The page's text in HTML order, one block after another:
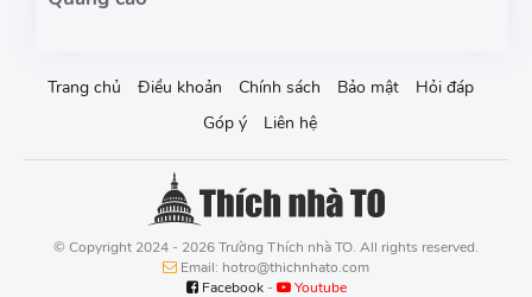
Trang chủ Điều khoản Chính sách Bảo mật
Hỏi đáp
Góp ý
Liên hệ
© Copyright 2024 - 2026 Trường Thích nhà TO. All rights reserved.
Email: hotro@thichnhato.com
Facebook- Youtube